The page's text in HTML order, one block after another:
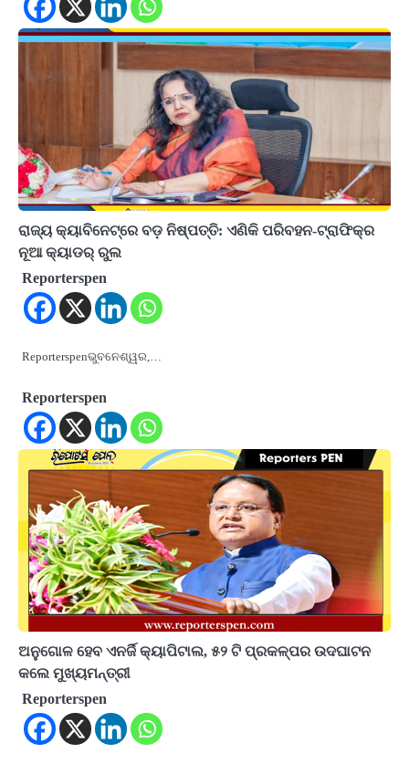
ରାଜ୍ୟ କ୍ୟାବିନେଟ୍‌ରେ ବଡ଼ ନିଷ୍ପତ୍ତି: ଏଣିକି ପରିବହନ-ଟ୍ରାଫିକ୍‌ର
ନୂଆ କ୍ୟାଡର୍‌ ରୁଲ
Reporterspen
Reporterspenଭୁବନେଶ୍ୱର,…
Reporterspen
ଅନୁଗୋଳ ହେବ ଏନର୍ଜି କ୍ୟାପିଟାଲ, ୫୨ ଟି ପ୍ରକଳ୍ପର ଉଦଘାଟନ
କଲେ ମୁଖ୍ୟମନ୍ତ୍ରୀ
Reporterspen